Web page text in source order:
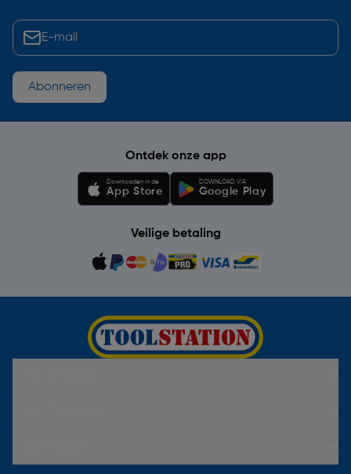
Abonneren
Ontdek onze app
Downloaden in de
App Store
DOWNLOAD VIA
Google Play
Veilige betaling